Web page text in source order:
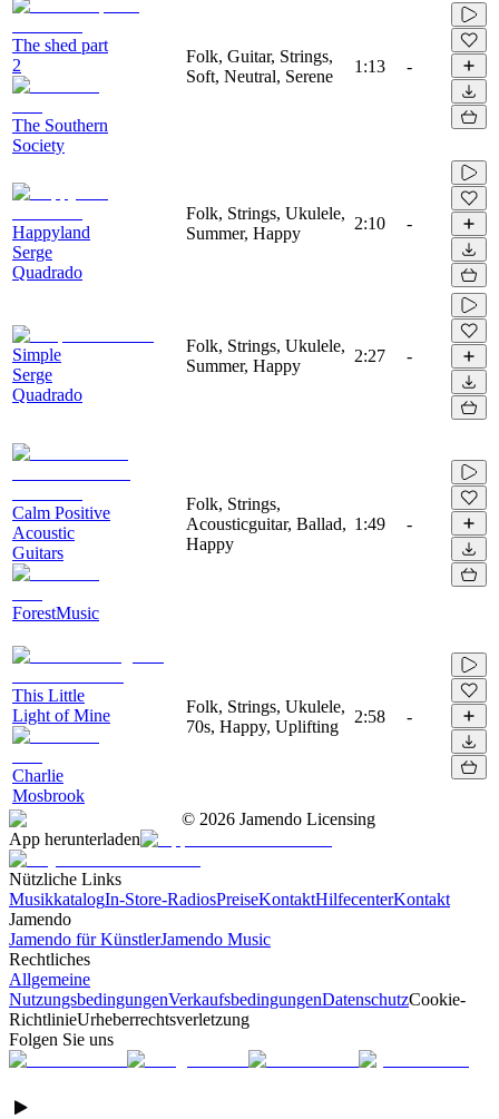
The shed part
2
The Southern
Society
Folk, Guitar, Strings,
Soft, Neutral, Serene
1:13 -
Happyland
Serge
Quadrado
Folk, Strings, Ukulele,
Summer, Happy
2:10 -
Simple
Serge
Quadrado
Folk, Strings, Ukulele,
Summer, Happy
2:27 -
Calm Positive
Acoustic
Guitars
ForestMusic
Folk, Strings,
Acousticguitar, Ballad,
Happy
1:49 -
This Little
Light of Mine
Charlie
Mosbrook
Folk, Strings, Ukulele,
70s, Happy, Uplifting
2:58 -
© 2026 Jamendo Licensing
App herunterladen
Nützliche Links
MusikkatalogIn-Store-RadiosPreiseKontaktHilfecenterKontakt
Jamendo
Jamendo für KünstlerJamendo Music
Rechtliches
Allgemeine
NutzungsbedingungenVerkaufsbedingungenDatenschutzCookie-
RichtlinieUrheberrechtsverletzung
Folgen Sie uns